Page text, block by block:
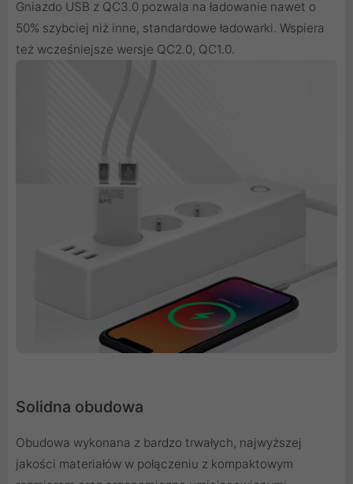
Gniazdo USB z QC3.0 pozwala na ładowanie nawet o
50% szybciej niż inne, standardowe ładowarki. Wspiera
też wcześniejsze wersje QC2.0, QC1.0.
Solidna obudowa
Obudowa wykonana z bardzo trwałych, najwyższej
jakości materiałów w połączeniu z kompaktowym